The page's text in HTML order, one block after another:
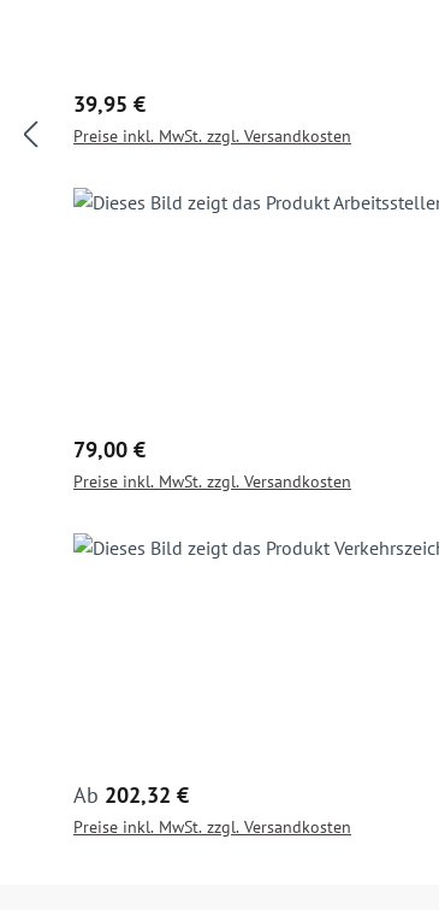
Regulärer Preis:
39,95 €
Preise inkl. MwSt. zzgl. Versandkosten
Regulärer Preis:
79,00 €
Preise inkl. MwSt. zzgl. Versandkosten
Regulärer Preis:
Ab 202,32 €
Preise inkl. MwSt. zzgl. Versandkosten